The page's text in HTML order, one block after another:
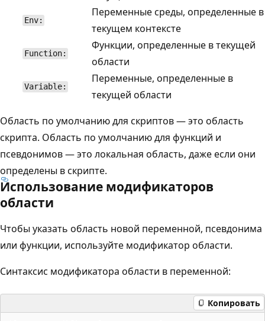
Env:
Переменные среды, определенные в
текущем контексте
Function:
Функции, определенные в текущей
области
Variable:
Переменные, определенные в
текущей области
Область по умолчанию для скриптов — это область
скрипта. Область по умолчанию для функций и
псевдонимов — это локальная область, даже если они
определены в скрипте.
Использование модификаторов
области
Чтобы указать область новой переменной, псевдонима
или функции, используйте модификатор области.
Синтаксис модификатора области в переменной:
Копировать